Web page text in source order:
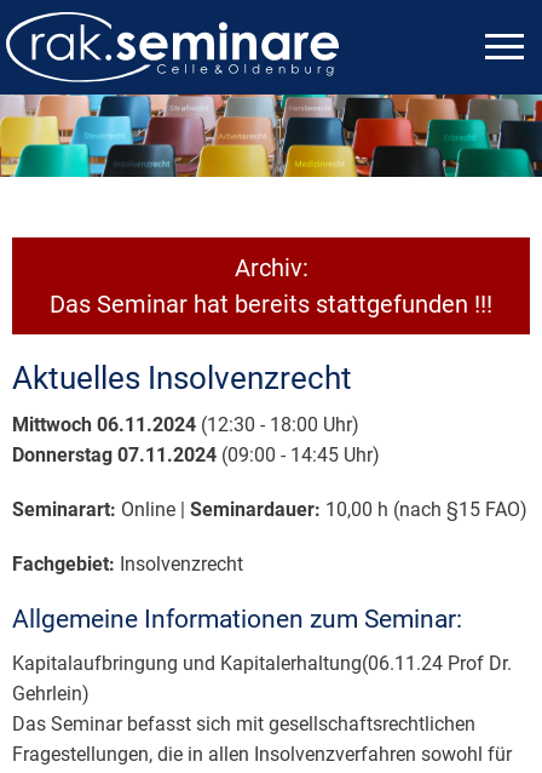
Archiv:
Das Seminar hat bereits stattgefunden !!!
Aktuelles Insolvenzrecht
Mittwoch 06.11.2024 (12:30 - 18:00 Uhr)
Donnerstag 07.11.2024 (09:00 - 14:45 Uhr)
Seminarart: Online | Seminardauer: 10,00 h (nach §15 FAO)
Fachgebiet: Insolvenzrecht
Allgemeine Informationen zum Seminar:
Kapitalaufbringung und Kapitalerhaltung(06.11.24 Prof Dr.
Gehrlein)
Das Seminar befasst sich mit gesellschaftsrechtlichen
Fragestellungen, die in allen Insolvenzverfahren sowohl für